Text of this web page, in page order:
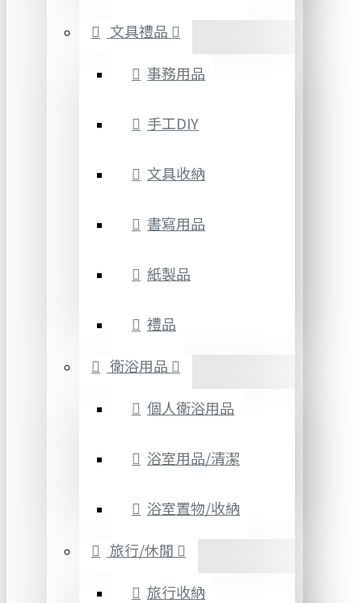
文具禮品
事務用品
手工DIY
文具收納
書寫用品
紙製品
禮品
衛浴用品
個人衛浴用品
浴室用品/清潔
浴室置物/收納
旅行/休閒
旅行收納